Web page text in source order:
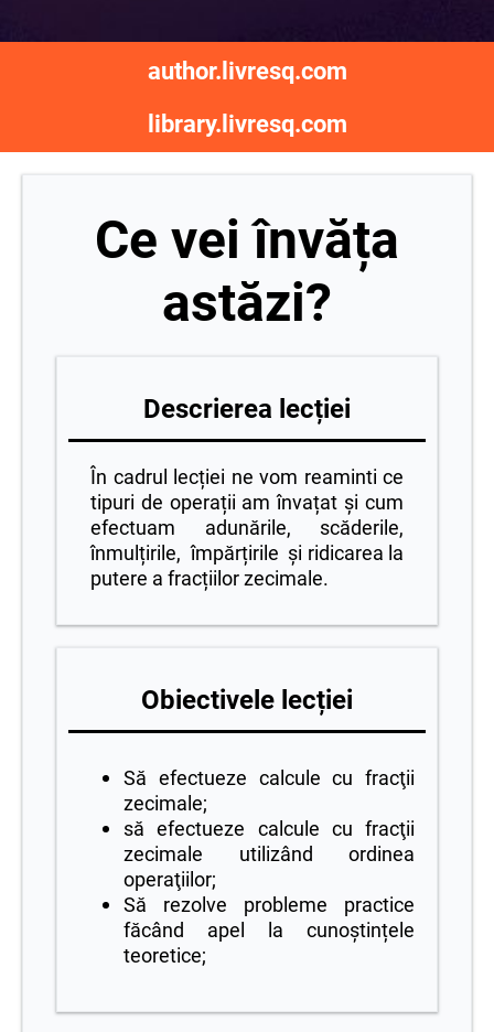
author.livresq.com
library.livresq.com
Ce vei învăța
astăzi?
Descrierea lecției
În cadrul lecției ne vom reaminti ce
tipuri de operații am învațat și cum
efectuam adunările, scăderile,
înmulțirile, împărțirile și ridicarea la
putere a fracțiilor zecimale.
Obiectivele lecției
Să efectueze calcule cu fracţii
zecimale;
să efectueze calcule cu fracţii
zecimale utilizând ordinea
operaţiilor;
Să rezolve probleme practice
făcând apel la cunoștințele
teoretice;